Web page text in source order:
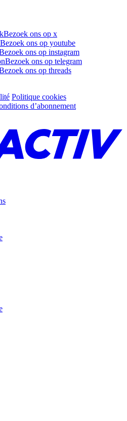
Bezoek ons op x
Bezoek ons op youtube
ons op instagram
Bezoek ons op telegram
ons op threads
Politique cookies
d’abonnement